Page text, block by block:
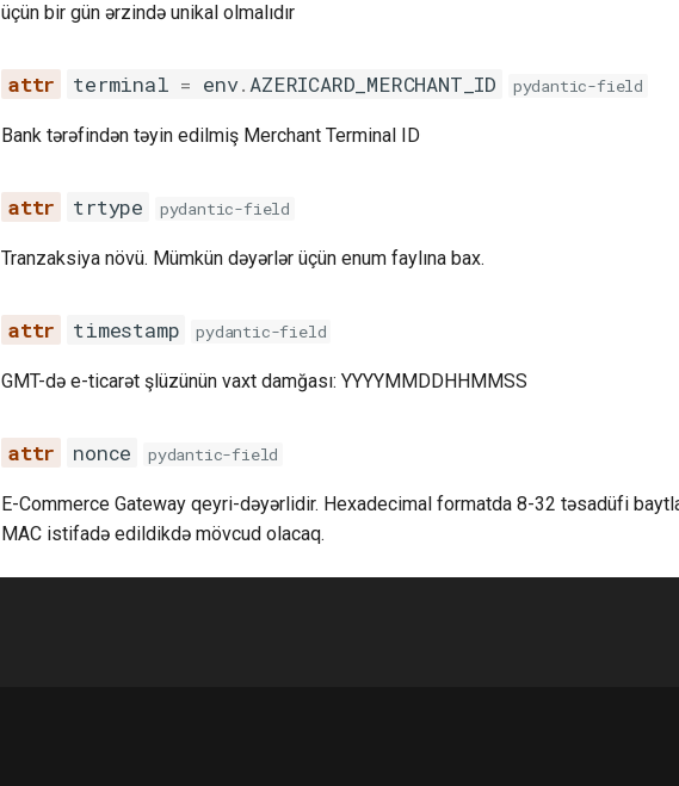
üçün bir gün ərzində unikal olmalıdır
terminal = env.AZERICARD_MERCHANT_ID pydantic-field
Bank tərəfindən təyin edilmiş Merchant Terminal ID
trtype pydantic-field
Tranzaksiya növü. Mümkün dəyərlər üçün enum faylına bax.
timestamp pydantic-field
GMT-də e-ticarət şlüzünün vaxt damğası: YYYYMMDDHHMMSS
nonce pydantic-field
E-Commerce Gateway qeyri-dəyərlidir. Hexadecimal formatda 8-32 təsadüfi
MAC istifadə edildikdə mövcud olacaq.